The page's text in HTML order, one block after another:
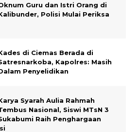
Guru dan Istri Orang di
Polisi Mulai Periksa
di Ciemas Berada di
Kapolres: Masih
Penyelidikan
Syarah Aulia Rahmah
Nasional, Siswi MTsN 3
Raih Penghargaan